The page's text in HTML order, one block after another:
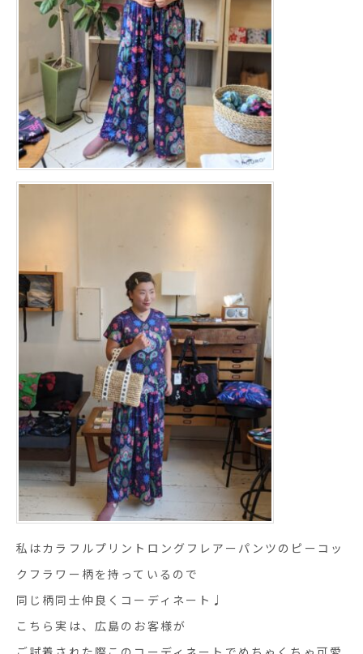
私はカラフルプリントロングフレアーパンツのピーコッ
クフラワー柄を持っているので
同じ柄同士仲良くコーディネート♩
こちら実は、広島のお客様が